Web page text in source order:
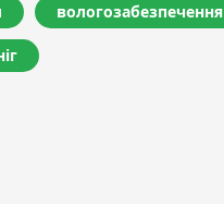
вологозабезпечення